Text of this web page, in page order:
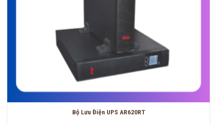
Bộ Lưu Điện UPS AR620RT